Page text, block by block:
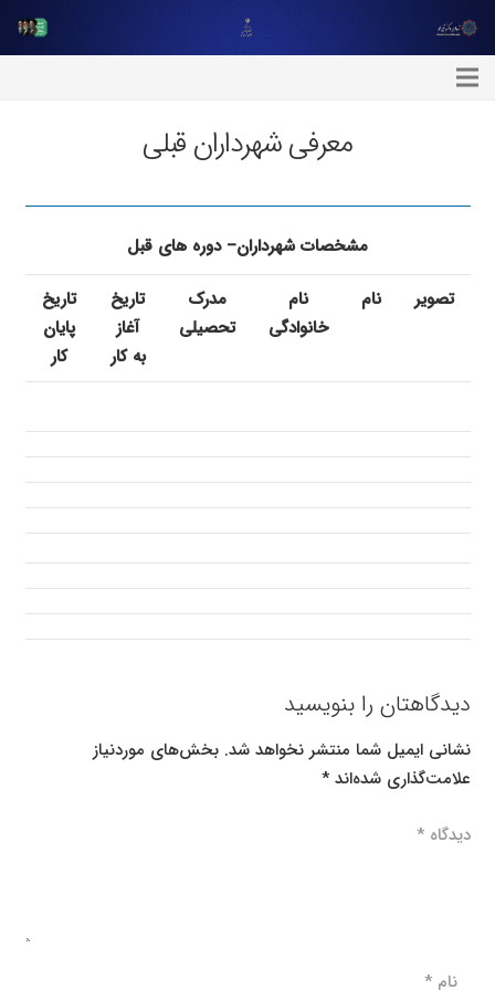
معرفی شهرداران قبلی
مشخصات شهرداران– دوره های قبل
تصویر
نام
نام
خانوادگی
مدرک
تحصیلی
تاریخ
آغاز
به کار
تاریخ
پایان
کار
دیدگاهتان را بنویسید
نشانی ایمیل شما منتشر نخواهد شد. بخش‌های موردنیاز
علامت‌گذاری شده‌اند*